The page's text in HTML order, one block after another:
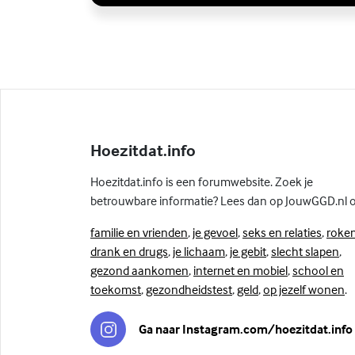
Hoezitdat.info
Hoezitdat.info is een forumwebsite. Zoek je
betrouwbare informatie? Lees dan op JouwGGD.nl
familie en vrienden, je gevoel,seks en relaties,
drank en drugs, je lichaam, je gebit,slecht slapen,
gezond aankomen, internet en mobiel,school en
toekomst, gezondheidstest, geld,op jezelf wonen.
Ga naar Instagram.com/hoezitdat.info